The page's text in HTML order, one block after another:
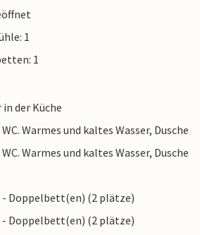
1
1
der Küche
Warmes und kaltes Wasser, Dusche
Warmes und kaltes Wasser, Dusche
- Doppelbett(en) (2 plätze)
- Doppelbett(en) (2 plätze)